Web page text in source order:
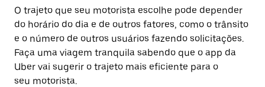
O trajeto que seu motorista escolhe pode depender
do horário do dia e de outros fatores, como o trânsito
e o número de outros usuários fazendo solicitações.
Faça uma viagem tranquila sabendo que o app da
Uber vai sugerir o trajeto mais eficiente para o
seu motorista.